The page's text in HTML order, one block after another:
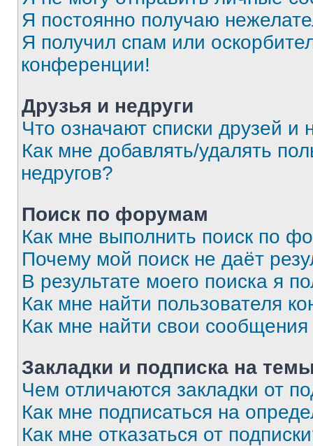
Я постоянно получаю
Я получил спам или
конференции!
Друзья и недруги
Что означают списки друзей и
Как мне добавлять/удалять
недругов?
Поиск по форумам
Как мне выполнить поиск по
Почему мой поиск не даёт
В результате моего поиска я
Как мне найти пользователя
Как мне найти свои
Закладки и подписка на
Чем отличаются закладки от
Как мне подписаться на
Как мне отказаться от